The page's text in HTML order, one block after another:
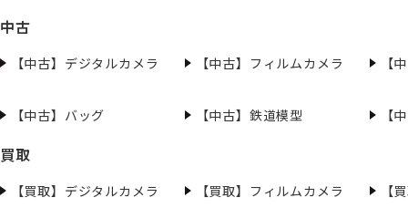
中古
【中古】デジタルカメラ 【中古】フィルムカメラ 【
【中古】バッグ 【中古】鉄道模型 【
買取
【買取】デジタルカメラ 【買取】フィルムカメラ 【